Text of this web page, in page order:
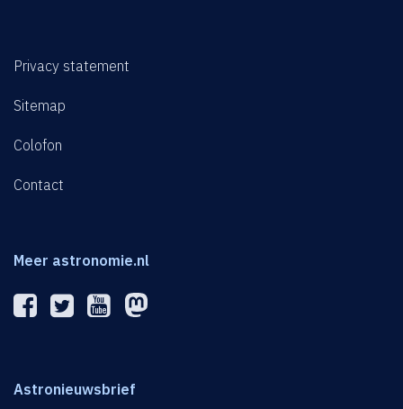
Privacy statement
Sitemap
Colofon
Contact
Meer astronomie.nl
Astronieuwsbrief